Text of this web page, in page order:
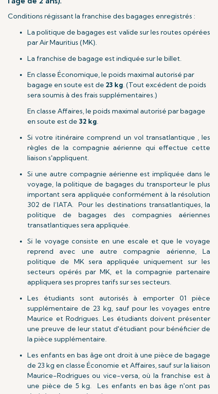
Conditions régissant la franchise des bagages enregistrés :
La politique de bagages est valide sur les routes opérées
par Air Mauritius (MK).
La franchise de bagage est indiquée sur le billet.
En classe Économique, le poids maximal autorisé par
bagage en soute est de 23 kg. (Tout excédent de poids
sera soumis à des frais supplémentaires.)
En classe Affaires, le poids maximal autorisé par bagage
en soute est de 32 kg.
Si votre itinéraire comprend un vol transatlantique , les
règles de la compagnie aérienne qui effectue cette
liaison s'appliquent.
Si une autre compagnie aérienne est impliquée dans le
voyage, la politique de bagages du transporteur le plus
important sera appliquée conformément à la résolution
302 de l’IATA. Pour les destinations transatlantiques, la
politique de bagages des compagnies aériennes
transatlantiques sera appliquée.
Si le voyage consiste en une escale et que le voyage
reprend avec une autre compagnie aérienne, La
politique de MK sera appliquée uniquement sur les
secteurs opérés par MK, et la compagnie partenaire
appliquera ses propres tarifs sur ses secteurs.
Les étudiants sont autorisés à emporter 01 pièce
supplémentaire de 23 kg, sauf pour les voyages entre
Maurice et Rodrigues. Les étudiants doivent présenter
une preuve de leur statut d'étudiant pour bénéficier de
la pièce supplémentaire.
Les enfants en bas âge ont droit à une pièce de bagage
de 23 kg en classe Économie et Affaires, sauf sur la liaison
Maurice-Rodrigues ou vice-versa, où la franchise est à
une pièce de 5 kg. Les enfants en bas âge n'ont pas